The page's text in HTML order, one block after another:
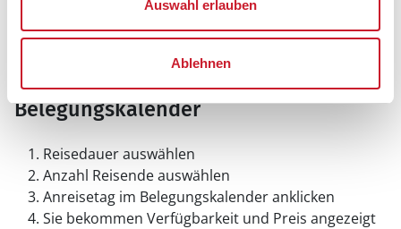
Auswahl erlauben
Ablehnen
Belegungskalender
Reisedauer auswählen
Anzahl Reisende auswählen
Anreisetag im Belegungskalender anklicken
Sie bekommen Verfügbarkeit und Preis angezeigt